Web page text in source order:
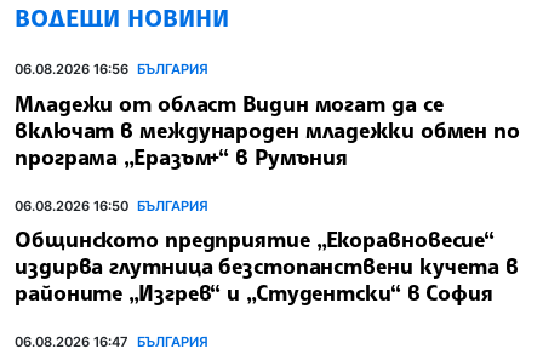
ВОДЕЩИ НОВИНИ
06.08.2026 16:56 БЪЛГАРИЯ
Младежи от област Видин могат да се
включат в международен младежки обмен по
програма „Еразъм+“ в Румъния
06.08.2026 16:50 БЪЛГАРИЯ
Общинското предприятие „Екоравновесие“
издирва глутница безстопанствени кучета в
районите „Изгрев“ и „Студентски“ в София
06.08.2026 16:47 БЪЛГАРИЯ